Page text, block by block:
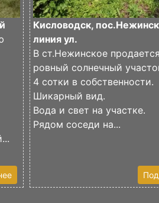
Кисловодск,
линия ул.
В ст.Нежинское продается
ровный солнечный
4 сотки в собственности.
Шикарный вид.
Вода и свет на участке.
Рядом соседи на...